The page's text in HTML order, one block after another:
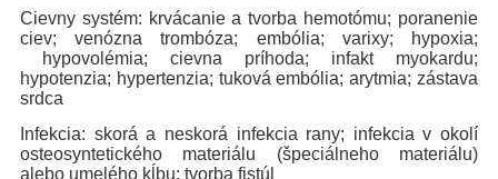
Cievny systém: krvácanie a tvorba hemotómu; poranenie
ciev; venózna trombóza; embólia; varixy; hypoxia;
hypovolémia; cievna príhoda; infakt myokardu;
hypotenzia; hypertenzia; tuková embólia; arytmia; zástava
srdca
Infekcia: skorá a neskorá infekcia rany; infekcia v okolí
osteosyntetického materiálu (špeciálneho materiálu)
alebo umelého kĺbu; tvorba fistúl